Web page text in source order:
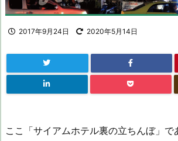
2017年9月24日 2020年5月14日
ここ「サイアムホテル裏の立ちんぼ」で